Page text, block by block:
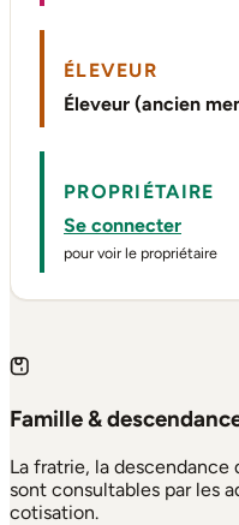
ÉLEVEUR
Éleveur (ancien
PROPRIÉTAIRE
Se connecter
pour voir le propriétaire
Famille &
La fratrie, la
sont consultables par les
cotisation.